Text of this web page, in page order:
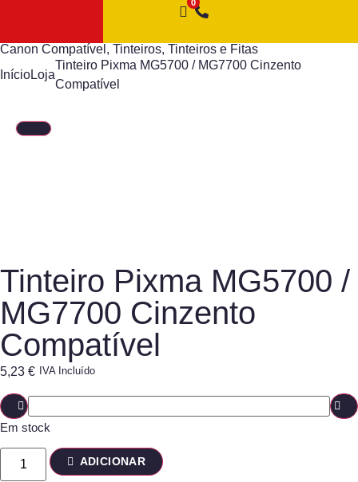
Canon Compatível , Tinteiros, Tinteiros e Fitas
InícioLoja
Tinteiro Pixma MG5700 / MG7700 Cinzento
Compatível
Tinteiro Pixma MG5700 /
MG7700 Cinzento
Compatível
5,23 € IVA Incluído
Em stock
ADICIONAR